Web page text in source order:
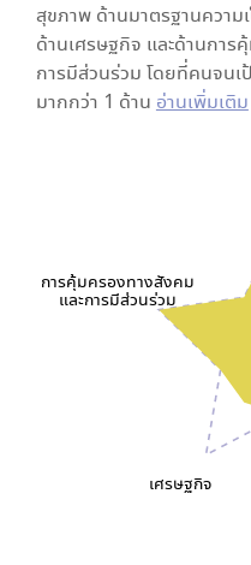
สุขภาพ ด้านมาตรฐานความ
ด้านเศรษฐกิจ และด้านการ
การมีส่วนร่วม โดยที่คนจน
มากกว่า 1 ด้าน อ่านเพิ่มเติม
เศรษฐกิจ
การคุ้มครองทางสังคม
และการมีส่วนร่วม